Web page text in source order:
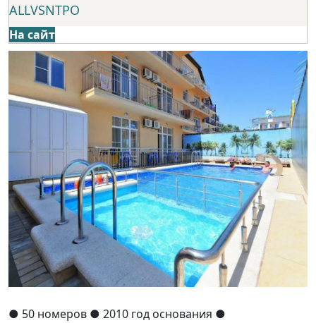
ALLVSNTPO
На сайт
● 50 номеров ● 2010 год основания ●